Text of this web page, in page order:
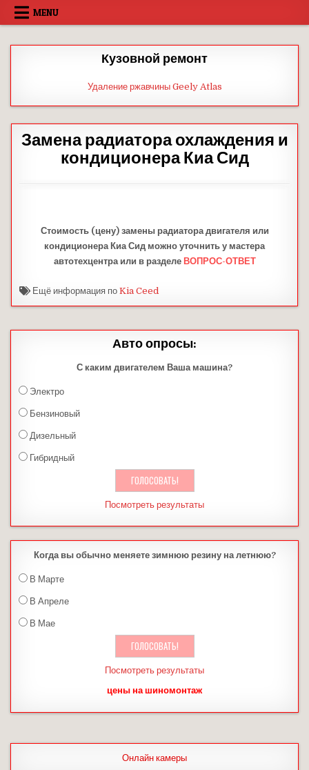
Skip
MENU
Кузовной ремонт
Удаление ржавчины Geely Atlas
Замена радиатора охлаждения и
кондиционера Киа Сид
Стоимость (цену) замены радиатора двигателя или
кондиционера Киа Сид можно уточнить у мастера
автотехцентра или в разделе ВОПРОС-ОТВЕТ
Ещё информация поKia Ceed
Авто опросы:
С каким двигателем Ваша машина?
Электро
Бензиновый
Дизельный
Гибридный
Посмотреть результаты
Когда вы обычно меняете зимнюю резину на летнюю?
В Марте
В Апреле
В Мае
Посмотреть результаты
цены на шиномонтаж
Онлайн камеры